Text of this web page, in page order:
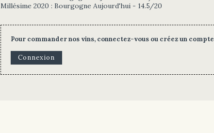
Millésime 2020 : Bourgogne Aujourd'hui - 14.5/20
Pour commander nos vins, connectez-vous ou créez un compte
Connexion